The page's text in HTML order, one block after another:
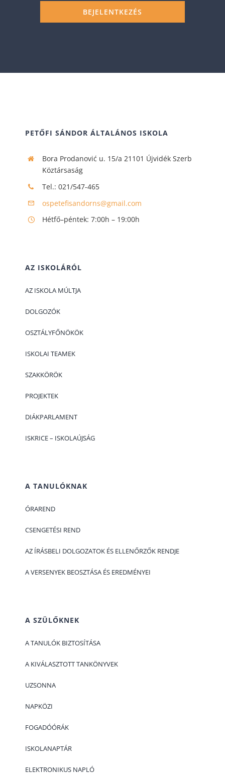
BEJELENTKEZÉS
PETŐFI SÁNDOR ÁLTALÁNOS ISKOLA
Bora Prodanović u. 15/a 21101 Újvidék Szerb
Köztársaság
Tel.: 021/547-465
ospetefisandorns@gmail.com
Hétfő–péntek: 7:00h – 19:00h
AZ ISKOLÁRÓL
АZ ISKOLA MÚLTJA
DOLGOZÓK
OSZTÁLYFŐNÖKÖK
ISKOLAI TEAMEK
SZAKKÖRÖK
PROJEKTEK
DIÁKPARLAMENT
ISKRICE – ISKOLAÚJSÁG
A TANULÓKNAK
ÓRAREND
CSENGETÉSI REND
AZ ÍRÁSBELI DOLGOZATOK ÉS ELLENŐRZŐK RENDJE
A VERSENYEK BEOSZTÁSA ÉS EREDMÉNYEI
A SZÜLŐKNEK
A TANULÓK BIZTOSÍTÁSA
A KIVÁLASZTOTT TANKÖNYVEK
UZSONNA
NAPKÖZI
FOGADÓÓRÁK
ISKOLANAPTÁR
ELEKTRONIKUS NAPLÓ